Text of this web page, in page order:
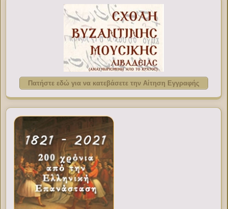
Πατήστε εδώ για να κατεβάσετε την Αίτηση Εγγραφής